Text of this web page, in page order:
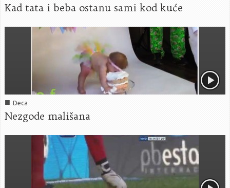
Kad tata i beba ostanu sami kod kuće
■ Deca
Nezgode mališana